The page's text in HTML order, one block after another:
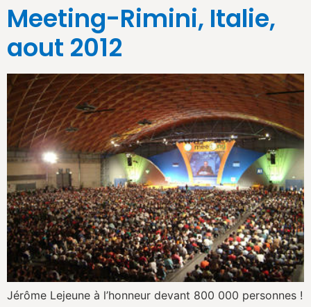
Meeting-Rimini, Italie,
aout 2012
Jérôme Lejeune à l’honneur devant 800 000 personnes !